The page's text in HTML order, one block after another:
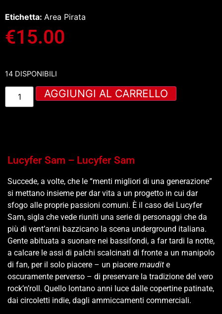
Etichetta: Area Pirata
€15.00
14 DISPONIBILI
AGGIUNGI AL CARRELLO
Lucyfer Sam – Lucyfer Sam
Succede, a volte, che le “menti migliori di una generazione”
si mettano insieme per dar vita a un progetto in cui dar
sfogo alle proprie passioni comuni. È il caso dei Lucyfer
Sam, sigla che vede riuniti una serie di personaggi che da
più di vent’anni bazzicano la scena underground italiana.
Gente abituata a suonare nei bassifondi, a far tardi la notte,
a calcare le assi di palchi scalcinati di fronte a un manipolo
di fan, per il solo piacere – un piacere maudit e
oscuramente perverso – di preservare la tradizione del vero
rock’n’roll. Quello lontano anni luce dalle copertine patinate,
dai circoletti indie, dagli ammiccamenti commerciali.